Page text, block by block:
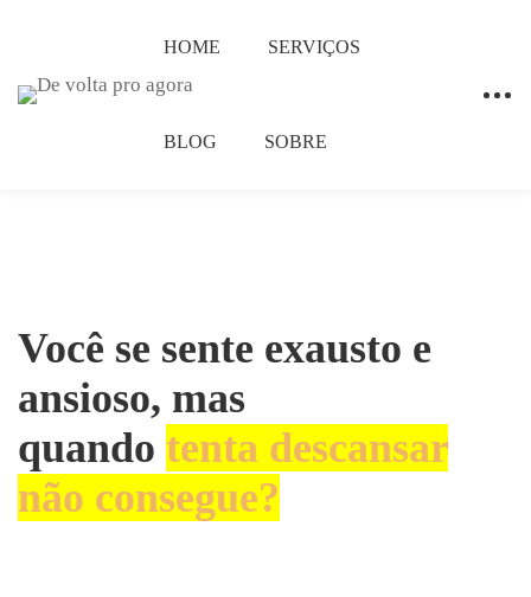
HOME SERVIÇOS
BLOG SOBRE
Você se sente exausto e
ansioso, mas
quando tenta descansar
não consegue?